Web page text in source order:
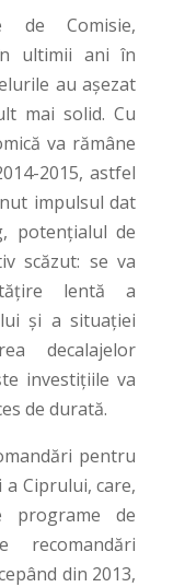
de Comisie,
ultimii ani în
au așezat
mai solid. Cu
va rămâne
2015, astfel
impulsul dat
potențialul de
scăzut: se va
lentă a
și a situației
decalajelor
investițiile va
de durată.
pentru
a Ciprului, care,
programe de
recomandări
din 2013,